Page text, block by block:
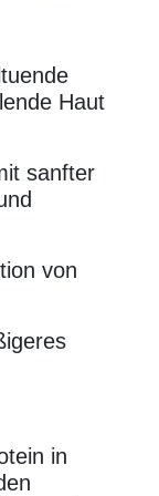
Haut
sanfter
von
in